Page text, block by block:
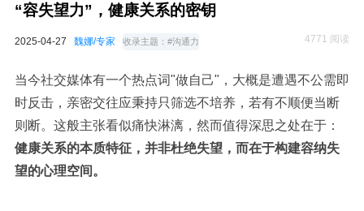
“容失望力”，健康关系的密钥
2025-04-27 魏娜/专家 收录主题： #沟通力 4771 阅读
当今社交媒体有一个热点词"做自己" ，大概是遭遇不公需即
时反击，亲密交往应秉持只筛选不培养，若有不顺便当断
则断。这般主张看似痛快淋漓，然而值得深思之处在于：
健康关系的本质特征，并非杜绝失望，而在于构建容纳失
望的心理空间。